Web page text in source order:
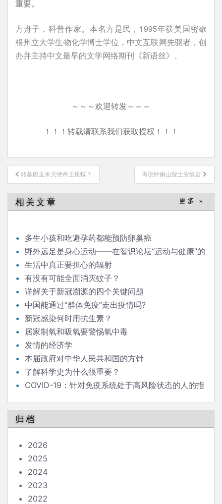
重要。
方舟子，科普作家。本名方是民，1995年获美国密歇
根州立大学生物化学博士学位，中文互联网先驱者，创
办并主持中文最早的文学网络期刊《新语丝》。
～～～欢迎转发～～～
！！！转载请联系我们获取授权！！！
文
章
导
航
转基因玉米灭绝帝王斑蝶？ 再说钟南山院士应慎言
相关文章 更多 »
多生小孩和吃避孕药都能预防卵巢癌
野外远足是身心运动——在智识论坛“运动与健康”的
发言生活中真正要担心的辐射
有没有可能全面消灭蚊子？
详解关于新冠溯源的四个关键问题
中国能通过“群体免疫”走出疫情吗?
新冠感染何时用抗生素？
居家制氧和吸氧要警惕氧中毒
发情的经济学
本届政府对中华人民共和国的方针
了解科学史为什么很重要？
COVID-19：针对免疫系统处于高风险状态的人的指
归档
2026
2025
2024
2023
2022